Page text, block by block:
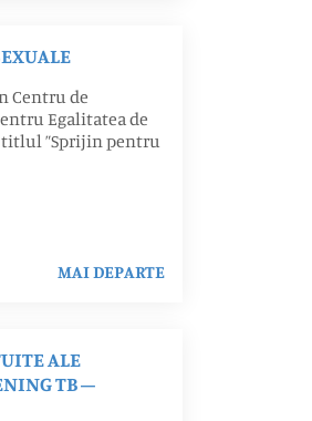
Centru de
Egalitatea de
titlul ”Sprijin pentru
MAI DEPARTE
ALE
TB –